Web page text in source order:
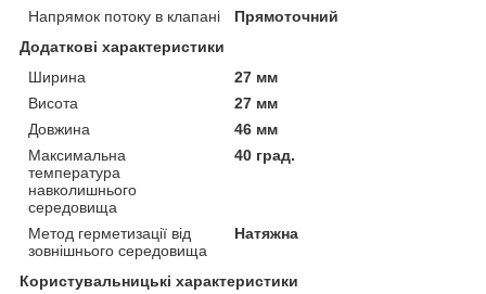
Напрямок потоку в клапані
Прямоточний
Додаткові характеристики
Ширина
27 мм
Висота
27 мм
Довжина
46 мм
Максимальна
температура
навколишнього
середовища
40 град.
Метод герметизації від
зовнішнього середовища
Натяжна
Користувальницькі характеристики